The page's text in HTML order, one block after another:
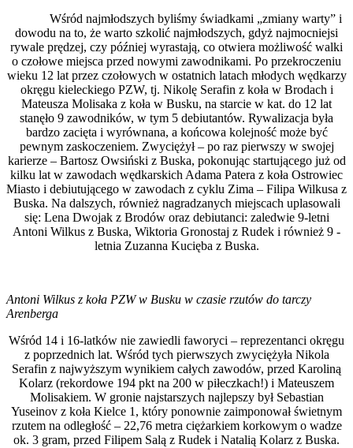
Wśród najmłodszych byliśmy świadkami „zmiany warty” i
dowodu na to, że warto szkolić najmłodszych, gdyż najmocniejsi
rywale prędzej, czy później wyrastają, co otwiera możliwość walki
o czołowe miejsca przed nowymi zawodnikami. Po przekroczeniu
wieku 12 lat przez czołowych w ostatnich latach młodych wędkarzy
okręgu kieleckiego PZW, tj. Nikolę Serafin z koła w Brodach i
Mateusza Molisaka z koła w Busku, na starcie w kat. do 12 lat
stanęło 9 zawodników, w tym 5 debiutantów. Rywalizacja była
bardzo zacięta i wyrównana, a końcowa kolejność może być
pewnym zaskoczeniem. Zwyciężył – po raz pierwszy w swojej
karierze – Bartosz Owsiński z Buska, pokonując startującego już od
kilku lat w zawodach wędkarskich Adama Patera z koła Ostrowiec
Miasto i debiutującego w zawodach z cyklu Zima – Filipa Wilkusa z
Buska. Na dalszych, również nagradzanych miejscach uplasowali
się: Lena Dwojak z Brodów oraz debiutanci: zaledwie 9-letni
Antoni Wilkus z Buska, Wiktoria Gronostaj z Rudek i również 9 -
letnia Zuzanna Kucięba z Buska.
Antoni Wilkus z koła PZW w Busku w czasie rzutów do tarczy
Arenberga
Wśród 14 i 16-latków nie zawiedli faworyci – reprezentanci okręgu
z poprzednich lat. Wśród tych pierwszych zwyciężyła Nikola
Serafin z najwyższym wynikiem całych zawodów, przed Karoliną
Kolarz (rekordowe 194 pkt na 200 w piłeczkach!) i Mateuszem
Molisakiem. W gronie najstarszych najlepszy był Sebastian
Yuseinov z koła Kielce 1, który ponownie zaimponował świetnym
rzutem na odległość – 22,76 metra ciężarkiem korkowym o wadze
ok. 3 gram, przed Filipem Salą z Rudek i Natalią Kolarz z Buska.